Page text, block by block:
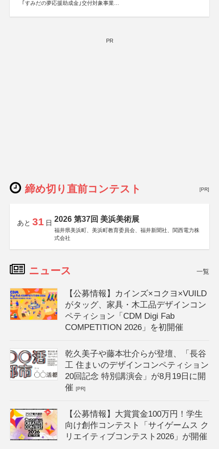
｢すみだの夢応援助成金｣交付対象事業
PR
締め切り直前コンテスト [PR]
あと 31 日 2026 第37回 美浜美術展
福井県美浜町、美浜町教育委員会、福井新聞社、関西電力株
式会社
ニュース 一覧
【公募情報】カインズ×コクヨ×VUILD
がタッグ、家具・木工品デザインコン
ペティション「CDM Digi Fab
COMPETITION 2026」を初開催
乾久美子や藤本壮介らが登壇、「長谷
工 住まいのデザインコンペティション
20回記念 特別講演会」が8月19日に開
催[PR]
【公募情報】大賞賞金100万円！学生
向け創作コンテスト「サイゲームス ク
リエイティブコンテスト2026」が開催